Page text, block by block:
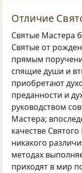
Отличие
Святые Мастера
Святые от
прямым
спящие души и
приобретают
преданности и
руководством
Мастера;
качестве
никакого
методах
приходят в мир